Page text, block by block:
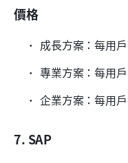
價格
成長方案：每用
專業方案：每用
企業方案：每用
7. SAP